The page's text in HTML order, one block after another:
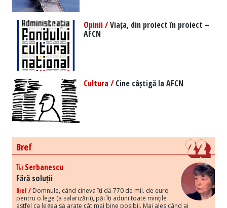
Opinii /Viața, din proiect în proiect –
AFCN
Cultura /Cine câștigă la AFCN
Bref
Tia Serbanescu
Fără soluții
Bref / Domnule, când cineva îți dă 770 de mil. de euro
pentru o lege (a salarizării), păi îți aduni toate mințile
astfel ca legea să arate cât mai bine posibil. Mai ales când ai